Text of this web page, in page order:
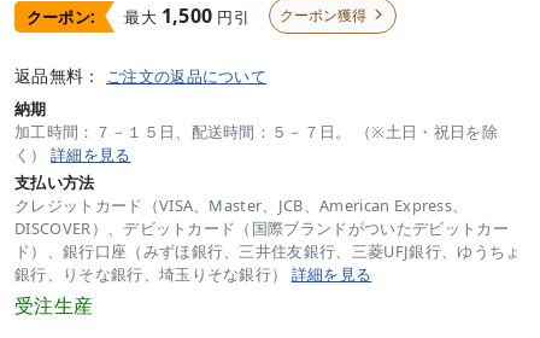
クーポン: 最大 1,500 円引 クーポン獲得 
返品無料： ご注文の返品について
納期
加工時間：７－１５日、配送時間：５－７日。 （※土日・祝日を除
く） 詳細を見る
支払い方法
クレジットカード（VISA、Master、JCB、American Express、
DISCOVER）、デビットカード（国際ブランドがついたデビットカー
ド）、銀行口座（みずほ銀行、三井住友銀行、三菱UFJ銀行、ゆうちょ
銀行、りそな銀行、埼玉りそな銀行） 詳細を見る
受注生産